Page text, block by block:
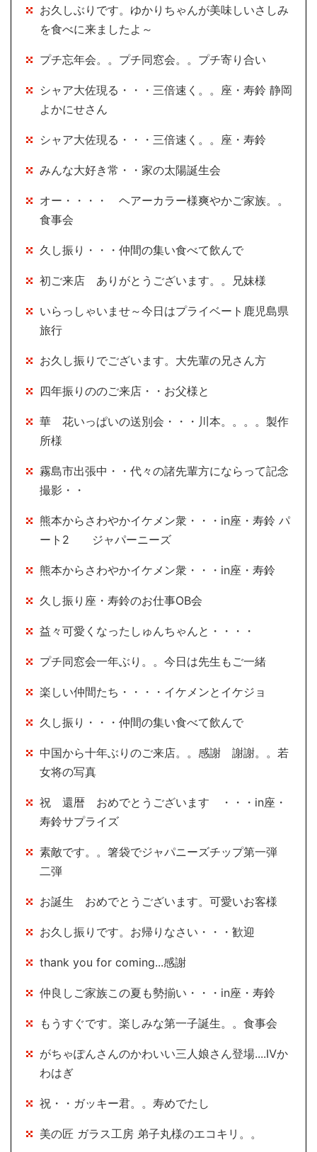
お久しぶりです。ゆかりちゃんが美味しいさしみ
を食べに来ましたよ～
プチ忘年会。。プチ同窓会。。プチ寄り合い
シャア大佐現る・・・三倍速く。。座・寿鈴 静岡
よかにせさん
シャア大佐現る・・・三倍速く。。座・寿鈴
みんな大好き常・・家の太陽誕生会
オー・・・・ ヘアーカラー様爽やかご家族。。
食事会
久し振り・・・仲間の集い食べて飲んで
初ご来店 ありがとうございます。。兄妹様
いらっしゃいませ～今日はプライベート鹿児島県
旅行
お久し振りでございます。大先輩の兄さん方
四年振りののご来店・・お父様と
華 花いっぱいの送別会・・・川本。。。。製作
所様
霧島市出張中・・代々の諸先輩方にならって記念
撮影・・
熊本からさわやかイケメン衆・・・in座・寿鈴 パ
ート2 ジャパーニーズ
熊本からさわやかイケメン衆・・・in座・寿鈴
久し振り座・寿鈴のお仕事OB会
益々可愛くなったしゅんちゃんと・・・・
プチ同窓会一年ぶり。。今日は先生もご一緒
楽しい仲間たち・・・・イケメンとイケジョ
久し振り・・・仲間の集い食べて飲んで
中国から十年ぶりのご来店。。感謝 謝謝。。若
女将の写真
祝 還暦 おめでとうございます ・・・in座・
寿鈴サプライズ
素敵です。。箸袋でジャパニーズチップ第一弾
二弾
お誕生 おめでとうございます。可愛いお客様
お久し振りです。お帰りなさい・・・歓迎
thank you for coming...感謝
仲良しご家族この夏も勢揃い・・・in座・寿鈴
もうすぐです。楽しみな第一子誕生。。食事会
がちゃぽんさんのかわいい三人娘さん登場....Ⅳか
わはぎ
祝・・ガッキー君。。寿めでたし
美の匠 ガラス工房 弟子丸様のエコキリ。。